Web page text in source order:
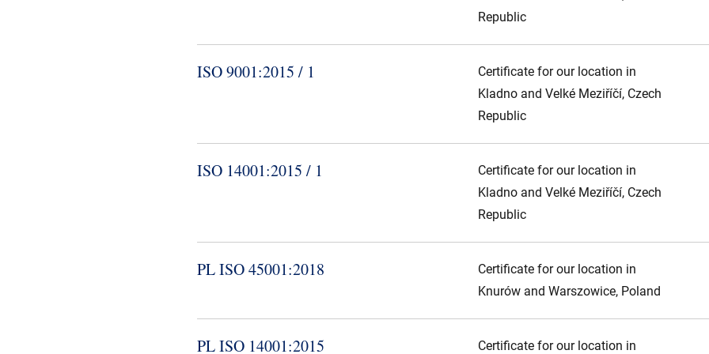
Republic
ISO 9001:2015 / 1
Certificate for our location in
Kladno and Velké Meziříčí, Czech
Republic
ISO 14001:2015 / 1
Certificate for our location in
Kladno and Velké Meziříčí, Czech
Republic
PL ISO 45001:2018
Certificate for our location in
Knurów and Warszowice, Poland
PL ISO 14001:2015 Certificate for our location in